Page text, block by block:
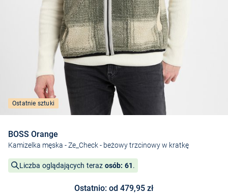
Ostatnie sztuki
BOSS Orange
Kamizelka męska - Ze_Check- beżowy trzcinowy w kratkę
Liczba oglądających teraz osób: 61.
Ostatnio: od 479,95 zł